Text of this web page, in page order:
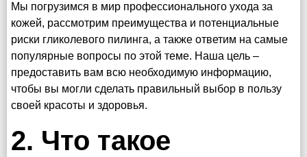
Мы погрузимся в мир профессионального ухода за
кожей, рассмотрим преимущества и потенциальные
риски гликолевого пилинга, а также ответим на самые
популярные вопросы по этой теме. Наша цель –
предоставить вам всю необходимую информацию,
чтобы вы могли сделать правильный выбор в пользу
своей красоты и здоровья.
2. Что такое